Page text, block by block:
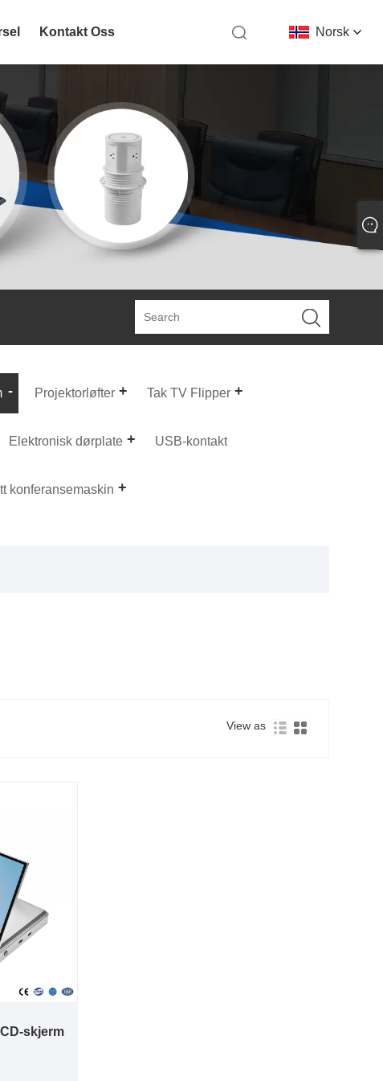
Norsk‎
Kontakt Oss
Projektorløfter Tak TV Flipper
Elektronisk dørplate USB-kontakt
konferansemaskin
View as
skjerm